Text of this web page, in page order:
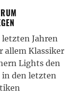
letzten Jahren
allem Klassiker
Lights den
den letzten